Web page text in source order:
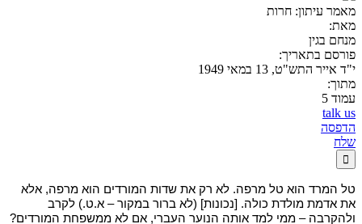
מאמר עיתון: חרות
מאת:
מנחם בגין
פורסם בתאריך:
י"ד אייר התש"ט, 13 במאי 1949
מתוך:
עמוד 5
talk us
הדפסה
שלח

טל המרד הוא טל מרפה. לא רק את שדות המורדים הוא מרפה, אלא
את אדמת מולדת כולה. [נכונות] (לא ברור במקור – א.ט.) לקרב
ולהקרבה – ממי למד אותה הנוער העברי, אם לא ממשפחת המורדים?